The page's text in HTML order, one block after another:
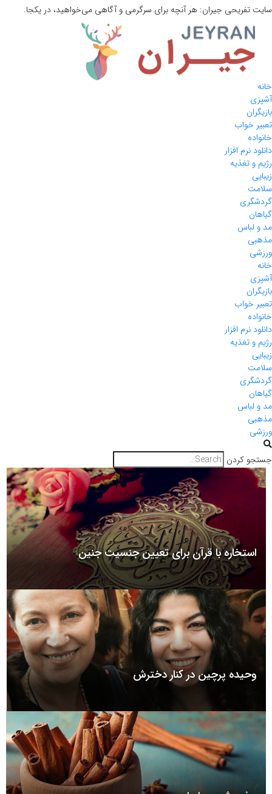
سایت تفریحی جیران: هر آنچه برای سرگرمی و آگاهی می‌خواهید، در یکجا.
خانه
آشپزی
بازیگران
تعبیر خواب
خانواده
دانلود نرم افزار
رژیم و تغذیه
زیبایی
سلامت
گردشگری
گیاهان
مد و لباس
مذهبی
ورزشی
خانه
آشپزی
بازیگران
تعبیر خواب
خانواده
دانلود نرم افزار
رژیم و تغذیه
زیبایی
سلامت
گردشگری
گیاهان
مد و لباس
مذهبی
ورزشی
جستجو کردن
استخاره با قرآن برای تعیین جنسیت جنین
وحیده پرچین در کنار دخترش